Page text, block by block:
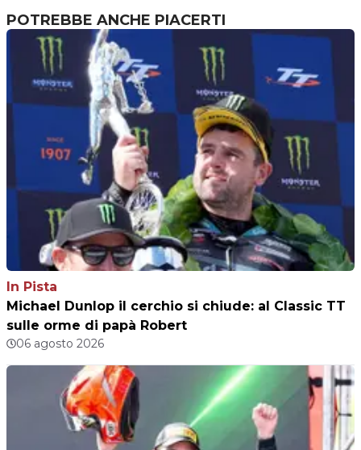
POTREBBE ANCHE PIACERTI
In Pista
Michael Dunlop il cerchio si chiude: al Classic TT
sulle orme di papà Robert
06 agosto 2026